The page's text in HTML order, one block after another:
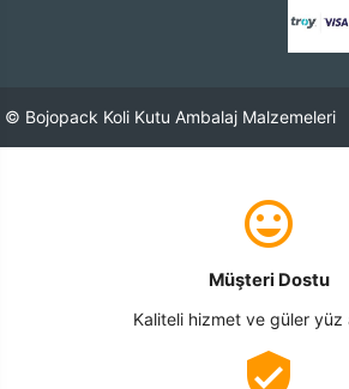
© Bojopack Koli Kutu Ambalaj Malzemeleri
Müşteri Dostu
Kaliteli hizmet ve güler yüz